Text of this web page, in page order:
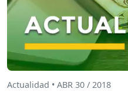
Actualidad • ABR 30 / 2018